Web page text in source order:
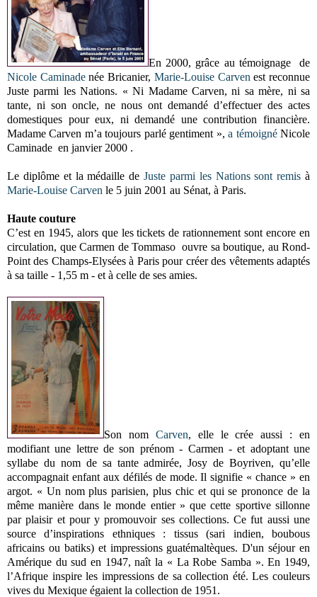
En 2000, grâce au témoignage de
Nicole Caminadenée Bricanier, Marie-Louise Carven est reconnue
Juste parmi les Nations. « Ni Madame Carven, ni sa mère, ni sa
tante, ni son oncle, ne nous ont demandé d’effectuer des actes
domestiques pour eux, ni demandé une contribution financière.
Madame Carven m’a toujours parlé gentiment »,a témoignéNicole
Caminade en janvier 2000 .
Le diplôme et la médaille de Juste parmi les Nations sont remis à
Marie-Louise Carven le 5 juin 2001 au Sénat, à Paris.
Haute couture
C’est en 1945, alors que les tickets de rationnement sont encore en
circulation, que Carmen de Tommaso ouvre sa boutique, au Rond-
Point des Champs-Elysées à Paris pour créer des vêtements adaptés
à sa taille - 1,55 m - et à celle de ses amies.
Son nom Carven, elle le crée aussi : en
modifiant une lettre de son prénom - Carmen - et adoptant une
syllabe du nom de sa tante admirée, Josy de Boyriven, qu’elle
accompagnait enfant aux défilés de mode. Il signifie « chance » en
argot. « Un nom plus parisien, plus chic et qui se prononce de la
même manière dans le monde entier » que cette sportive sillonne
par plaisir et pour y promouvoir ses collections. Ce fut aussi une
source d’inspirations ethniques : tissus (sari indien, boubous
africains ou batiks) et impressions guatémaltèques. D'un séjour en
Amérique du sud en 1947, naît la « La Robe Samba ». En 1949,
l’Afrique inspire les impressions de sa collection été. Les couleurs
vives du Mexique égaient la collection de 1951.